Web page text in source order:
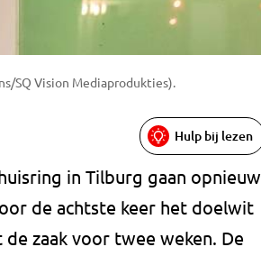
SQ Vision Mediaprodukties).
Hulp bij lezen
in Tilburg gaan opnieuw
de achtste keer het doelwit
zaak voor twee weken. De